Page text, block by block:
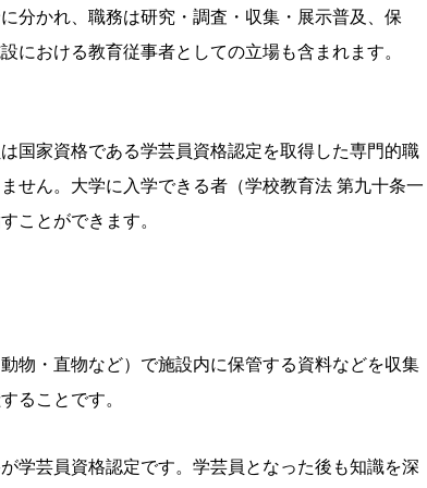
分かれ、職務は研究・調査・収集・展示普及、保
における教育従事者としての立場も含まれます。
国家資格である学芸員資格認定を取得した専門的職
せん。大学に入学できる者（学校教育法 第九十条一
ことができます。
物・直物など）で施設内に保管する資料などを収集
ることです。
学芸員資格認定です。学芸員となった後も知識を深